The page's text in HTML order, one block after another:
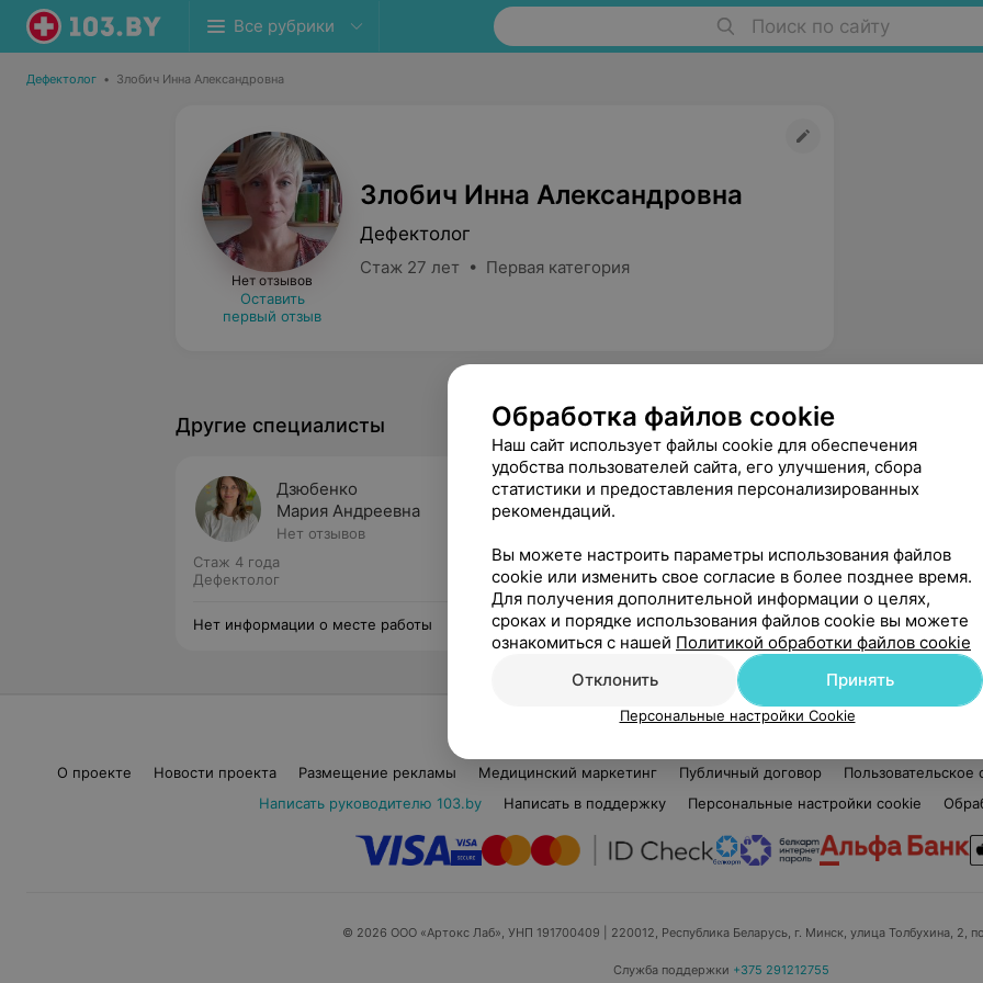
Все рубрики Поиск по сайту
Дефектолог • Злобич Инна Александровна
Нет отзывов
Оставить
первый отзыв
Злобич Инна Александровна
Дефектолог
Стаж 27 лет • Первая категория
Другие специалисты
Дзюбенко
Мария Андреевна
Нет отзывов
Стаж 4 года
Дефектолог
Нет информации о месте работы
Метельская
Стаж 23 года •Высшая категория
Дефектолог
Нет информации о месте работы
О проекте Новости проекта Размещение рекламы Медицинский маркетинг Публичный договор Пользовательское
Написать руководителю 103.by
Написать в поддержку Персональные настройки cookie
© 2026 ООО «Артокс Лаб», УНП 191700409 | 220012, Республика Беларусь, г. Минск, улица Толбухина, 2,
Служба поддержки +375 291212755
Обработка файлов cookie
Наш сайт использует файлы cookie для обеспечения
удобства пользователей сайта, его улучшения, сбора
статистики и предоставления персонализированных
рекомендаций.
Вы можете настроить параметры использования файлов
cookie или изменить свое согласие в более позднее время.
Для получения дополнительной информации о целях,
сроках и порядке использования файлов cookie вы можете
ознакомиться с нашей Политикой обработки файлов cookie
Отклонить
Принять
Персональные настройки Cookie